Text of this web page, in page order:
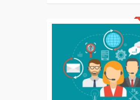
Avalado y reconocido por
la
Universidad Nebrija
Sin requisitos de acceso